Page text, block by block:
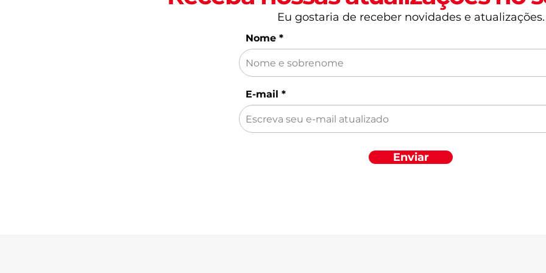
Eu gostaria de receber novidades e atualizações.
Nome
E-mail
Enviar